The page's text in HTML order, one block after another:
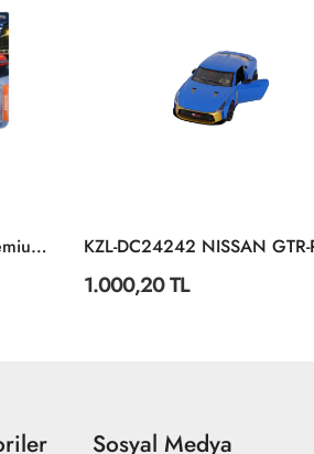
8503000003038 Rescue Premium Cars 6-Asst
1.000,20 TL
Sosyal Medya